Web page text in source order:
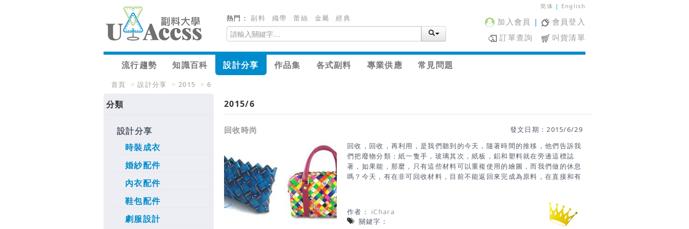
熱門：副料 織帶 蕾絲 金屬 經典
简体 | English
加入會員 |
會員登入
訂單查詢
叫貨清單
流行趨勢 知識百科 設計分享 作品集 各式副料 專業供應 常見問題
首頁 > 設計分享 > 2015 > 6
分類
設計分享
時裝成衣
婚紗配件
內衣配件
鞋包配件
劇服設計
2015/6
回收時尚
發文日期：2015/6/29
回收，回收，再利用，是我們聽到的今天，隨著時間的推移，他們告訴我
們把廢物分類：紙一隻手，玻璃其次，紙板，鋁和塑料就在旁邊這標誌
著，如果能，那麼，只有這些材料可以重複使用的繪圖，而我們做的休息
嗎？今天，有在非可回收材料，目前不能返回來完成為原料，在直接和有
的錢包廢舊電腦，使聖誕裝飾品，它是專注於廢料和巨大的創造力和獨創
性的問題它改造成一個有用的，方便和有利可圖的產品。在廢材料製成的
作者： iChara
關鍵字：